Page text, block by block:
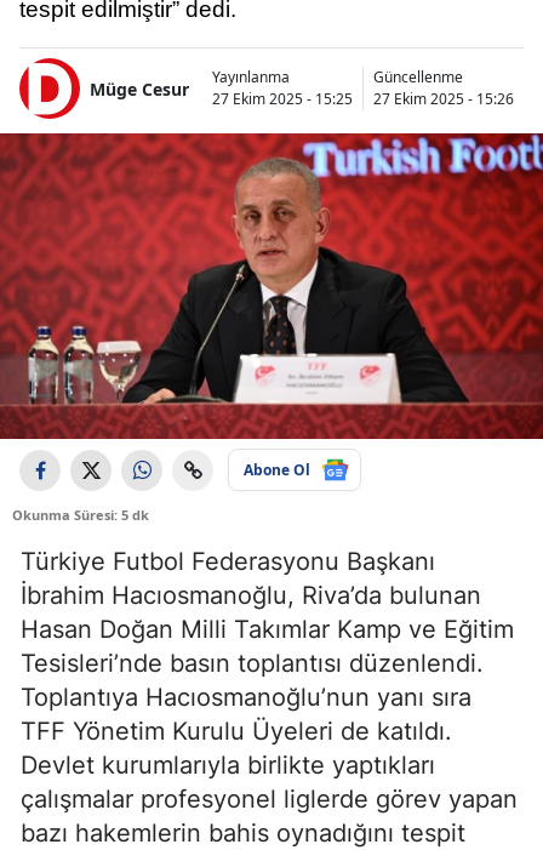
tespit edilmiştir” dedi.
Müge Cesur
Yayınlanma
27 Ekim 2025 - 15:25
Güncellenme
27 Ekim 2025 - 15:26
Abone Ol
Okunma Süresi: 5 dk
Türkiye Futbol Federasyonu Başkanı
İbrahim Hacıosmanoğlu, Riva’da bulunan
Hasan Doğan Milli Takımlar Kamp ve Eğitim
Tesisleri’nde basın toplantısı düzenlendi.
Toplantıya Hacıosmanoğlu’nun yanı sıra
TFF Yönetim Kurulu Üyeleri de katıldı.
Devlet kurumlarıyla birlikte yaptıkları
çalışmalar profesyonel liglerde görev yapan
bazı hakemlerin bahis oynadığını tespit